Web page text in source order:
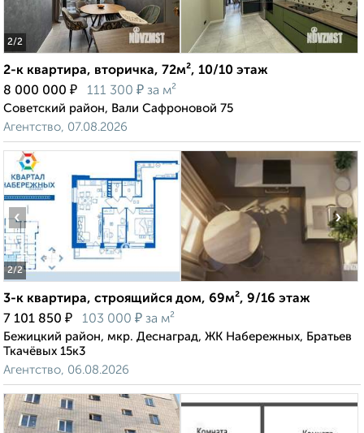
2/2
2-к квартира, вторичка, 72м², 10/10 этаж
8 000 000 ₽ 111 300 ₽ за м²
Советский район, Вали Сафроновой 75
Агентство, 07.08.2026
2/2
‹ ›
3-к квартира, строящийся дом, 69м², 9/16 этаж
7 101 850 ₽ 103 000 ₽ за м²
Бежицкий район, мкр. Деснаград, ЖК Набережных, Братьев
Ткачёвых 15к3
Агентство, 06.08.2026